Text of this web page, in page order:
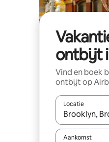
ontbijt
Vind en boek
ontbijt op
Locatie
Wanneer er
Aankomst